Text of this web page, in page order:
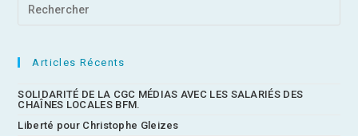
Articles Récents
SOLIDARITÉ DE LA CGC MÉDIAS AVEC LES SALARIÉS DES
CHAÎNES LOCALES BFM.
Liberté pour Christophe Gleizes